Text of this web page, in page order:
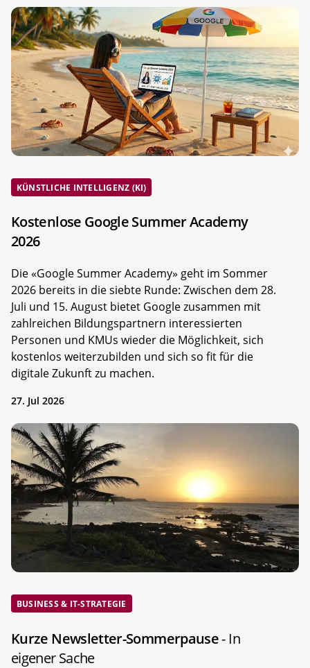
KÜNSTLICHE INTELLIGENZ (KI)
Kostenlose Google Summer Academy
2026
Die «Google Summer Academy» geht im Sommer
2026 bereits in die siebte Runde: Zwischen dem 28.
Juli und 15. August bietet Google zusammen mit
zahlreichen Bildungspartnern interessierten
Personen und KMUs wieder die Möglichkeit, sich
kostenlos weiterzubilden und sich so fit für die
digitale Zukunft zu machen.
27. Jul 2026
BUSINESS & IT-STRATEGIE
Kurze Newsletter-Sommerpause- In
eigener Sache